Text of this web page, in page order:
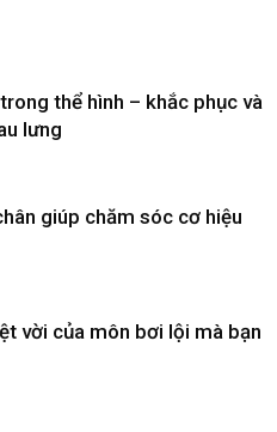
thể hình – khắc phục và
lưng
giúp chăm sóc cơ hiệu
vời của môn bơi lội mà bạn